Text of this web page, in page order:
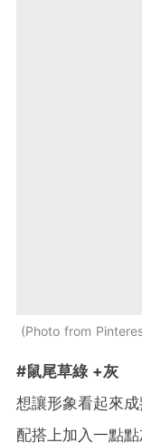
Photo from
#鼠尾草綠 +灰
想讓形象看起來
配搭上加入一點